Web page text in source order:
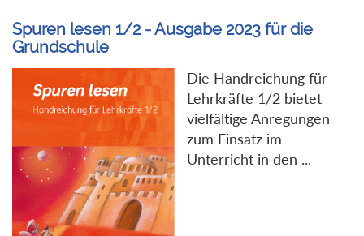
Spuren lesen 1/2 - Ausgabe 2023 für die
Grundschule
Die Handreichung für
Lehrkräfte 1/2 bietet
vielfältige Anregungen
zum Einsatz im
Unterricht in den ...